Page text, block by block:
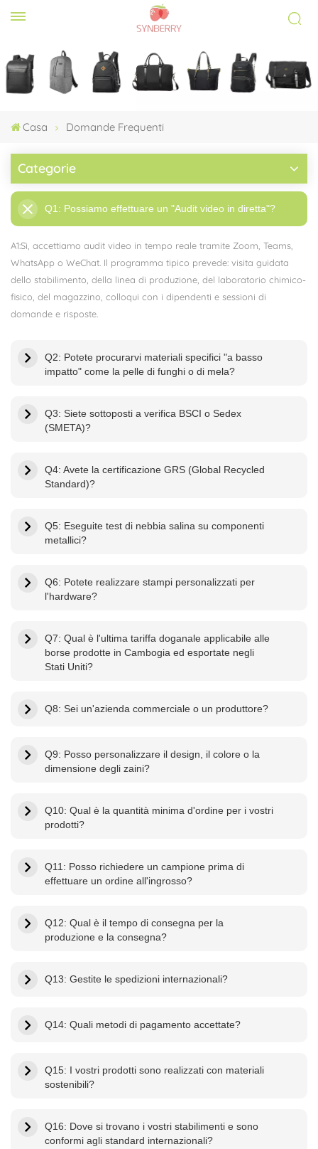
Casa Domande Frequenti
Categorie
Q1: Possiamo effettuare un "Audit video in diretta"?
A1:Sì, accettiamo audit video in tempo reale tramite Zoom, Teams,
WhatsApp o WeChat. Il programma tipico prevede: visita guidata
dello stabilimento, della linea di produzione, del laboratorio chimico-
fisico, del magazzino, colloqui con i dipendenti e sessioni di
domande e risposte.
Q2: Potete procurarvi materiali specifici "a basso
impatto" come la pelle di funghi o di mela?
Q3: Siete sottoposti a verifica BSCI o Sedex
(SMETA)?
Q4: Avete la certificazione GRS (Global Recycled
Standard)?
Q5: Eseguite test di nebbia salina su componenti
metallici?
Q6: Potete realizzare stampi personalizzati per
l'hardware?
Q7: Qual è l'ultima tariffa doganale applicabile alle
borse prodotte in Cambogia ed esportate negli
Stati Uniti?
Q8: Sei un'azienda commerciale o un produttore?
Q9: Posso personalizzare il design, il colore o la
dimensione degli zaini?
Q10: Qual è la quantità minima d'ordine per i vostri
prodotti?
Q11: Posso richiedere un campione prima di
effettuare un ordine all'ingrosso?
Q12: Qual è il tempo di consegna per la
produzione e la consegna?
Q13: Gestite le spedizioni internazionali?
Q14: Quali metodi di pagamento accettate?
Q15: I vostri prodotti sono realizzati con materiali
sostenibili?
Q16: Dove si trovano i vostri stabilimenti e sono
conformi agli standard internazionali?